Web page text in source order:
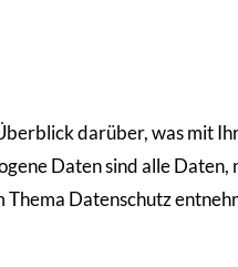
darüber, was mit
Daten sind alle
Datenschutz